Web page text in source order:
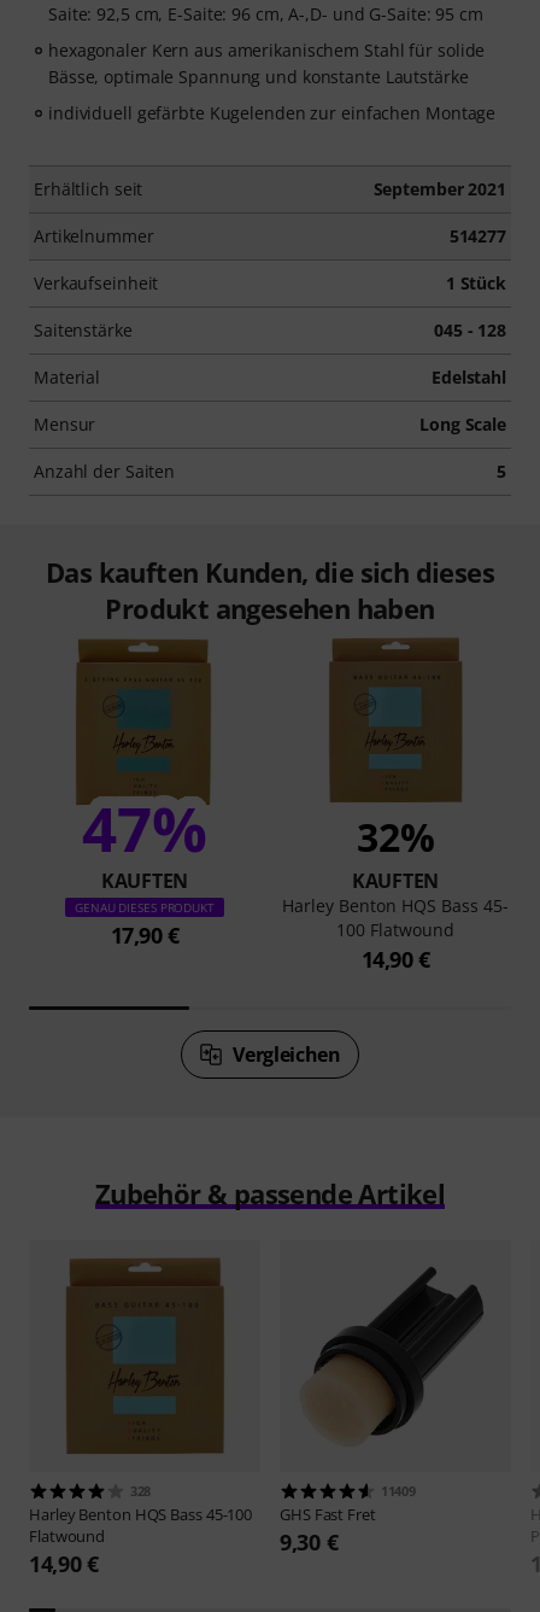
Saite: 92,5 cm, E-Saite: 96 cm, A-,D- und G-Saite: 95 cm
hexagonaler Kern aus amerikanischem Stahl für solide
Bässe, optimale Spannung und konstante Lautstärke
individuell gefärbte Kugelenden zur einfachen Montage
Erhältlich seit September 2021
Artikelnummer 514277
Verkaufseinheit 1 Stück
Saitenstärke 045 - 128
Material Edelstahl
Mensur Long Scale
Anzahl der Saiten 5
Das kauften Kunden, die sich dieses
Produkt angesehen haben
47%
KAUFTEN
GENAU DIESES PRODUKT
17,90 €
32%
KAUFTEN
Harley Benton HQS Bass 45-
100 Flatwound
14,90 €
Vergleichen
Zubehör & passende Artikel
328
Harley Benton HQS Bass 45-100
Flatwound
14,90 €
11409
GHS Fast Fret
9,30 €